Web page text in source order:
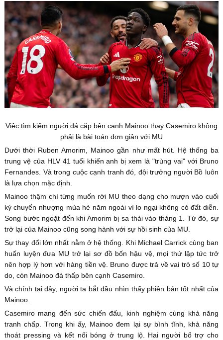
Việc tìm kiếm người đá cặp bên cạnh Mainoo thay Casemiro không
phải là bài toán đơn giản với MU
Dưới thời Ruben Amorim, Mainoo gần như mất hút. Hệ thống ba
trung vệ của HLV 41 tuổi khiến anh bị xem là "trùng vai" với Bruno
Fernandes. Và trong cuộc cạnh tranh đó, đội trưởng người Bồ luôn
là lựa chọn mặc định.
Mainoo thậm chí từng muốn rời MU theo dạng cho mượn vào cuối
kỳ chuyển nhượng mùa hè năm ngoái vì lo ngại không có đất diễn.
Song bước ngoặt đến khi Amorim bị sa thải vào tháng 1. Từ đó, sự
trở lại của Mainoo cũng song hành với sự hồi sinh của MU.
Sự thay đổi lớn nhất nằm ở hệ thống. Khi Michael Carrick cùng ban
huấn luyện đưa MU trở lại sơ đồ bốn hậu vệ, mọi thứ lập tức trở
nên hợp lý hơn với hàng tiền vệ. Bruno được trả về vai trò số 10 tự
do, còn Mainoo đá thấp bên cạnh Casemiro.
Và chính tại đây, người ta bắt đầu nhìn thấy phiên bản tốt nhất của
Mainoo.
Casemiro mang đến sức chiến đấu, kinh nghiệm cùng khả năng
tranh chấp. Trong khi ấy, Mainoo đem lại sự bình tĩnh, khả năng
thoát pressing và kết nối bóng ở trung lộ. Hai người bổ trợ cho